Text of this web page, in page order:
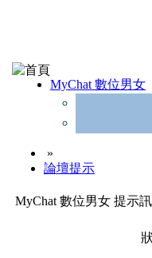
MyChat 數位男女
»
論壇提示
MyChat 數位男女 提示